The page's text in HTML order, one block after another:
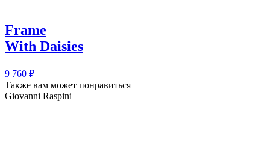
Frame
With Daisies
9 760 ₽
Также вам может понравиться
Giovanni Raspini